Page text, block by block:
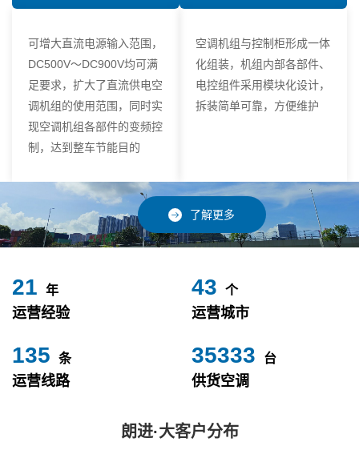
可增大直流电源输入范围，
DC500V～DC900V均可满
足要求，扩大了直流供电空
调机组的使用范围，同时实
现空调机组各部件的变频控
制，达到整车节能目的
空调机组与控制柜形成一体
化组装，机组内部各部件、
电控组件采用模块化设计，
拆装简单可靠，方便维护
了解更多
24 年
运营经验
49 个
运营城市
153 条
运营线路
40000 台
供货空调
朗进·大客户分布